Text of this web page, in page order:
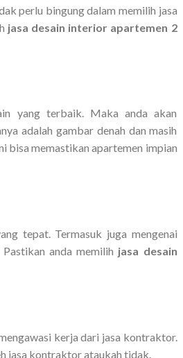
perlu bingung dalam memilih jasa
jasa desain interior apartemen 2
yang terbaik. Maka anda akan
adalah gambar denah dan masih
bisa memastikan apartemen impian
tepat. Termasuk juga mengenai
anda memilih jasa desain
kerja dari jasa kontraktor.
jasa kontraktor ataukah tidak.